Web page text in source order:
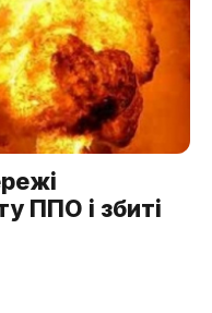
ППО і збиті